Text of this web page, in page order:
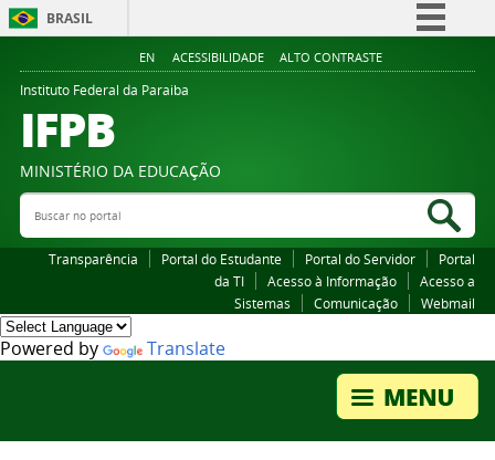
BRASIL
Simplifique!
Legislação
EN ACESSIBILIDADE ALTO CONTRASTE
Instituto Federal da Paraiba
IFPB
MINISTÉRIO DA EDUCAÇÃO
Buscar no portal
Transparência Portal do Estudante Portal do Servidor
Portal
da TI
Acesso à Informação
Acesso a
Sistemas
Comunicação Webmail
Powered by Translate